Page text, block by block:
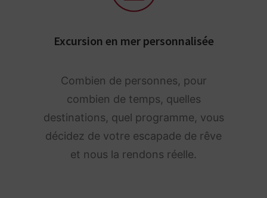
Excursion en mer personnalisée
Combien de personnes, pour
combien de temps, quelles
destinations, quel programme, vous
décidez de votre escapade de rêve
et nous la rendons réelle.